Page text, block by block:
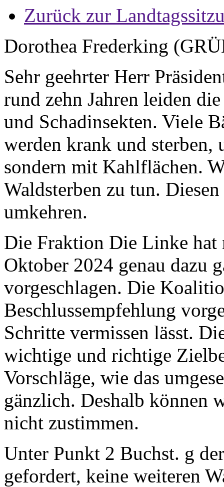
Zurück zur
Dorothea Frederking
Sehr geehrter Herr
rund zehn Jahren leiden
und Schadinsekten. Viele
werden krank und sterben,
sondern mit Kahlflächen.
Waldsterben zu tun.
umkehren.
Die Fraktion Die Linke hat
Oktober 2024 genau dazu
vorgeschlagen. Die
Beschlussempfehlung
Schritte vermissen lässt.
wichtige und richtige
Vorschläge, wie das
gänzlich. Deshalb können
nicht zustimmen.
Unter Punkt 2 Buchst. g
gefordert, keine weiteren